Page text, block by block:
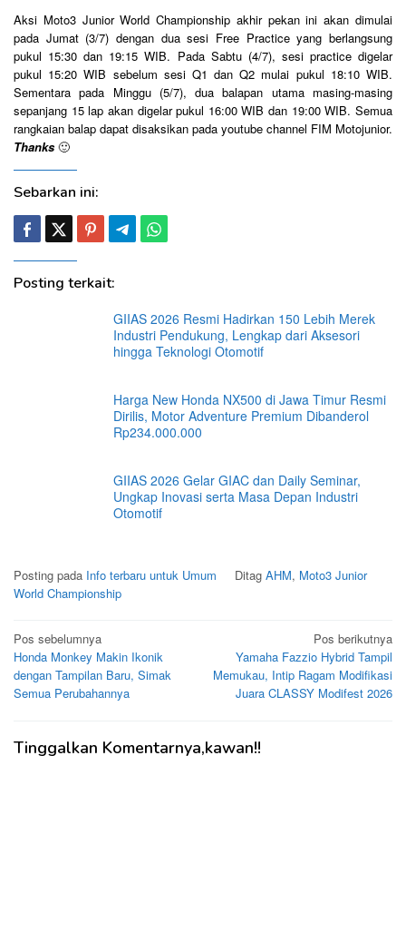
Aksi Moto3 Junior World Championship akhir pekan ini akan dimulai
pada Jumat (3/7) dengan dua sesi Free Practice yang berlangsung
pukul 15:30 dan 19:15 WIB. Pada Sabtu (4/7), sesi practice digelar
pukul 15:20 WIB sebelum sesi Q1 dan Q2 mulai pukul 18:10 WIB.
Sementara pada Minggu (5/7), dua balapan utama masing-masing
sepanjang 15 lap akan digelar pukul 16:00 WIB dan 19:00 WIB. Semua
rangkaian balap dapat disaksikan pada youtube channel FIM Motojunior.
Thanks 🙂
Sebarkan ini:
Posting terkait:
GIIAS 2026 Resmi Hadirkan 150 Lebih Merek
Industri Pendukung, Lengkap dari Aksesori
hingga Teknologi Otomotif
Harga New Honda NX500 di Jawa Timur Resmi
Dirilis, Motor Adventure Premium Dibanderol
Rp234.000.000
GIIAS 2026 Gelar GIAC dan Daily Seminar,
Ungkap Inovasi serta Masa Depan Industri
Otomotif
Posting pada Info terbaru untuk Umum Ditag AHM, Moto3 Junior
World Championship
Navigasi
pos
Pos sebelumnya
Honda Monkey Makin Ikonik
dengan Tampilan Baru, Simak
Semua Perubahannya
Pos berikutnya
Yamaha Fazzio Hybrid Tampil
Memukau, Intip Ragam Modifikasi
Juara CLASSY Modifest 2026
Tinggalkan Komentarnya,kawan!!